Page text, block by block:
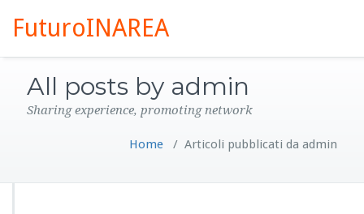
FuturoINAREA
All posts by admin
Sharing experience, promoting network
Home / Articoli pubblicati da admin